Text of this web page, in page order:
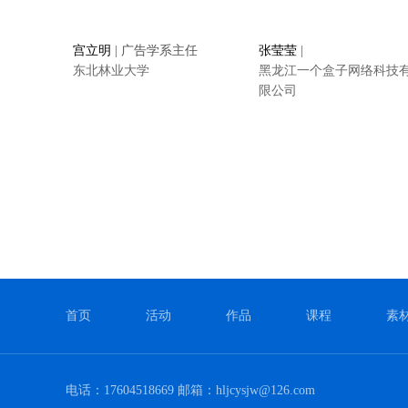
宫立明
| 广告学系主任
东北林业大学
张莹莹
黑龙江一个盒子网络科技
限公司
首页 活动 作品 课程 素
电话：17604518669 邮箱：hljcysjw@126.com